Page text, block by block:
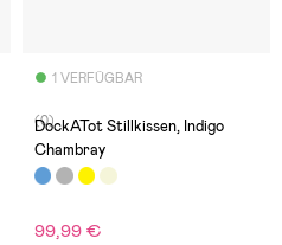
1 VERFÜGBAR
(0)
DockATot Stillkissen, Indigo
Chambray
99,99 €